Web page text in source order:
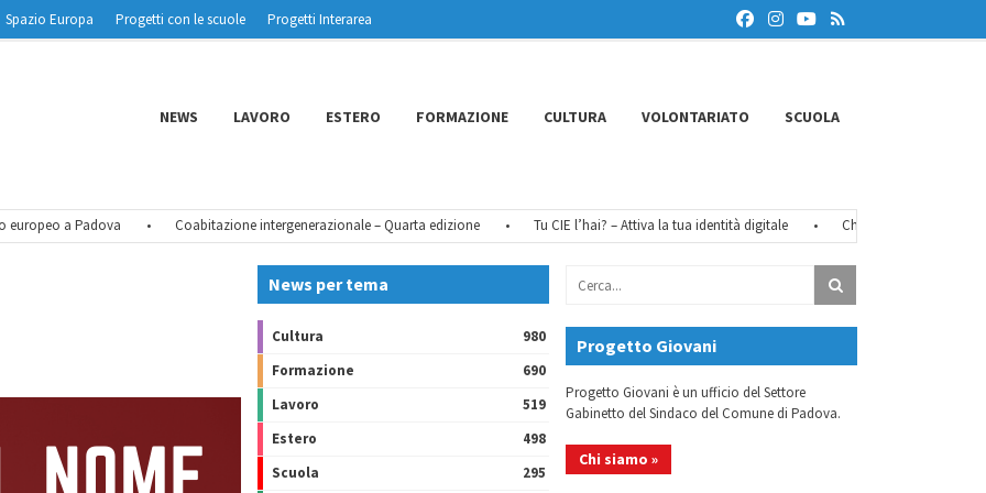
Spazio Europa Progetti con le scuole
Progetti Interarea
NEWS LAVORO ESTERO FORMAZIONE CULTURA VOLONTARIATO SCUOLA
a Padova • Coabitazione intergenerazionale – Quarta edizione • Tu CIE l’hai? – Attiva la tua identità digitale • Chiusure estive 2026
News per tema
Cultura
980
Formazione
690
Lavoro
519
Estero
498
Scuola
295
Progetto Giovani
Progetto Giovani è un ufficio del Settore
Gabinetto del Sindaco del Comune di Padova.
Chi siamo »